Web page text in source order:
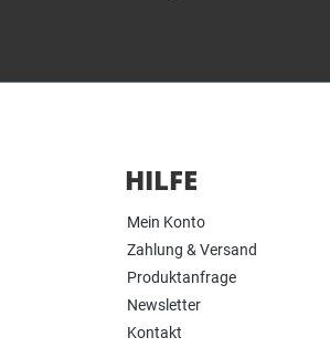
HILFE
Mein Konto
Zahlung & Versand
Produktanfrage
Newsletter
Kontakt